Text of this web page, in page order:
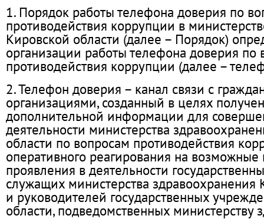
1. Порядок работы телефона доверия по
противодействия коррупции в
Кировской области (далее – Порядок)
организации работы телефона доверия по
противодействия коррупции (далее –
2. Телефон доверия – канал связи с
организациями, созданный в целях
дополнительной информации для
деятельности министерства
области по вопросам противодействия
оперативного реагирования на
проявления в деятельности
служащих министерства здравоохранения
и руководителей государственных
области, подведомственных министерству